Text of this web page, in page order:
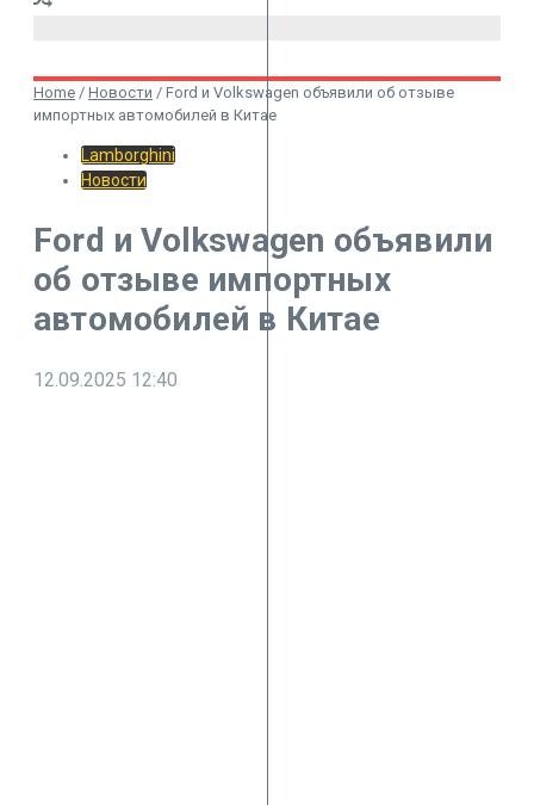
Home / Новости / Ford и Volkswagen объявили об отзыве
импортных автомобилей в Китае
Lamborghini
Новости
Ford и Volkswagen объявили
об отзыве импортных
автомобилей в Китае
12.09.2025 12:40